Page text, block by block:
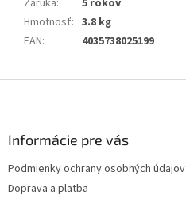
Hmotnosť: 3.8 kg
EAN: 4035738025199
Informácie pre vás
Podmienky ochrany osobných údajov
Doprava a platba